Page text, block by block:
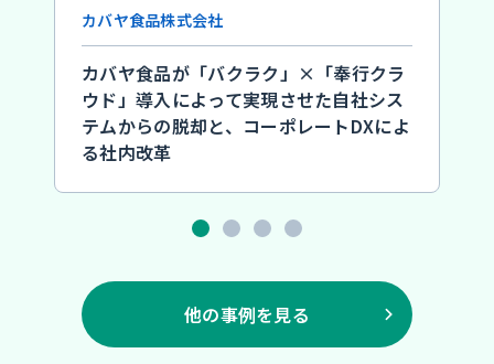
カバヤ食品株式会社
カバヤ食品が「バクラク」×「奉行クラ
ウド」導入によって実現させた自社シス
テムからの脱却と、コーポレートDXによ
る社内改革
他の事例を見る